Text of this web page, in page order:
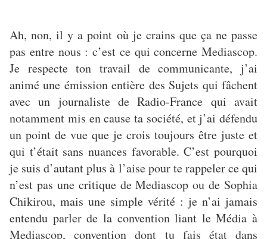
Ah, non, il y a point où je crains que ça ne passe
pas entre nous : c’est ce qui concerne Mediascop.
Je respecte ton travail de communicante, j’ai
animé une émission entière des Sujets qui fâchent
avec un journaliste de Radio-France qui avait
notamment mis en cause ta société, et j’ai défendu
un point de vue que je crois toujours être juste et
qui t’était sans nuances favorable. C’est pourquoi
je suis d’autant plus à l’aise pour te rappeler ce qui
n’est pas une critique de Mediascop ou de Sophia
Chikirou, mais une simple vérité : je n’ai jamais
entendu parler de la convention liant le Média à
Mediascop, convention dont tu fais état dans